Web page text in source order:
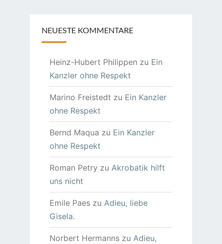
NEUESTE KOMMENTARE
Heinz-Hubert Philippen zu Ein
Kanzler ohne Respekt
Marino Freistedt zu Ein Kanzler
ohne Respekt
Bernd Maqua zu Ein Kanzler
ohne Respekt
Roman Petry zu Akrobatik hilft
uns nicht
Emile Paeszu Adieu, liebe
Gisela.
Norbert Hermannszu Adieu,